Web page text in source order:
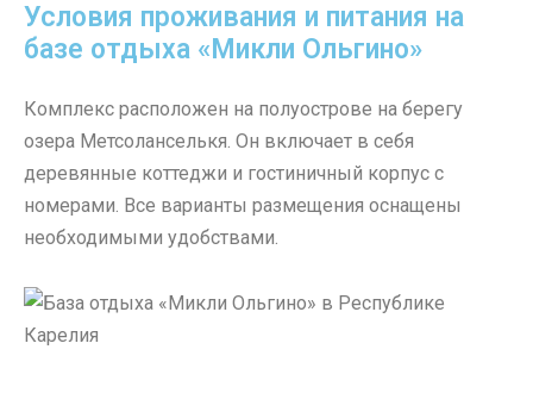
Условия проживания и питания на
базе отдыха «Микли Ольгино»
Комплекс расположен на полуострове на берегу
озера Метсоланселькя. Он включает в себя
деревянные коттеджи и гостиничный корпус с
номерами. Все варианты размещения оснащены
необходимыми удобствами.